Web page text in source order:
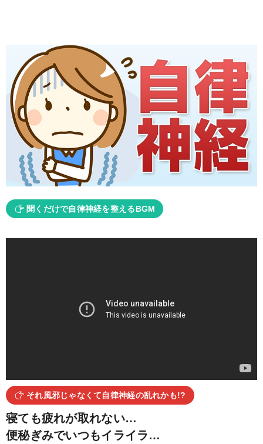
聞くだけで自律神経を整えるBGM
それ風邪じゃなくて自律神経の乱れかも!?
寝ても疲れが取れない…
便秘ぎみでいつもイライラ…